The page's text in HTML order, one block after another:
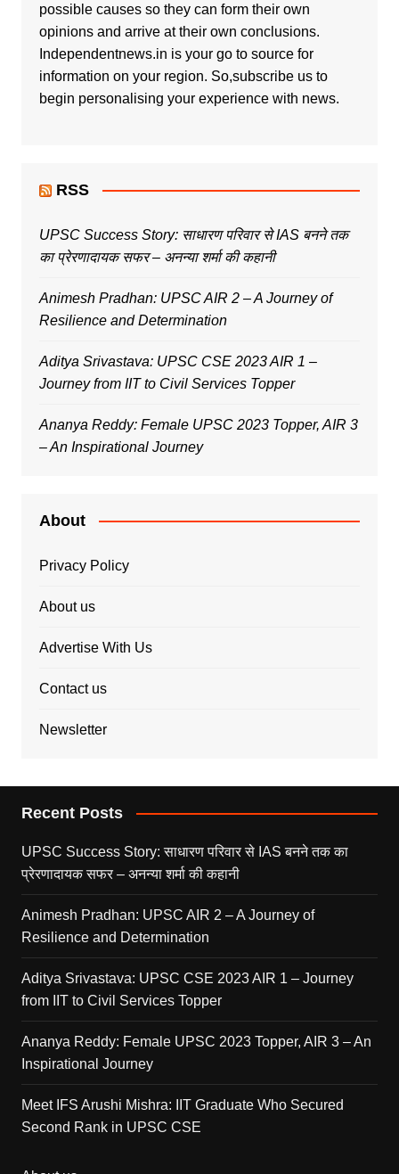
possible causes so they can form their own
opinions and arrive at their own conclusions.
Independentnews.in is your go to source for
information on your region. So,subscribe us to
begin personalising your experience with news.
RSS
UPSC Success Story: साधारण परिवार से IAS बनने तक
का प्रेरणादायक सफर – अनन्या शर्मा की कहानी
Animesh Pradhan: UPSC AIR 2 – A Journey of
Resilience and Determination
Aditya Srivastava: UPSC CSE 2023 AIR 1 –
Journey from IIT to Civil Services Topper
Ananya Reddy: Female UPSC 2023 Topper, AIR 3
– An Inspirational Journey
About
Privacy Policy
About us
Advertise With Us
Contact us
Newsletter
Recent Posts
UPSC Success Story: साधारण परिवार से IAS बनने तक का
प्रेरणादायक सफर – अनन्या शर्मा की कहानी
Animesh Pradhan: UPSC AIR 2 – A Journey of
Resilience and Determination
Aditya Srivastava: UPSC CSE 2023 AIR 1 – Journey
from IIT to Civil Services Topper
Ananya Reddy: Female UPSC 2023 Topper, AIR 3 – An
Inspirational Journey
Meet IFS Arushi Mishra: IIT Graduate Who Secured
Second Rank in UPSC CSE